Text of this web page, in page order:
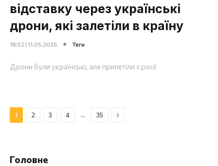
відставку через українські
дрони, які залетіли в країну
18:52 | 11.05.2026 Теги
Дрони були українські, але прилетіли з росії
1 2 3 4 … 35 Далі
Головне